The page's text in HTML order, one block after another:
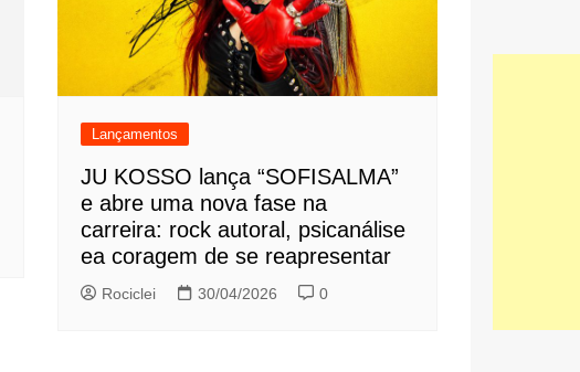
Lançamentos
JU KOSSO lança “SOFISALMA”
e abre uma nova fase na
carreira: rock autoral, psicanálise
ea coragem de se reapresentar
Rociclei 30/04/2026 0